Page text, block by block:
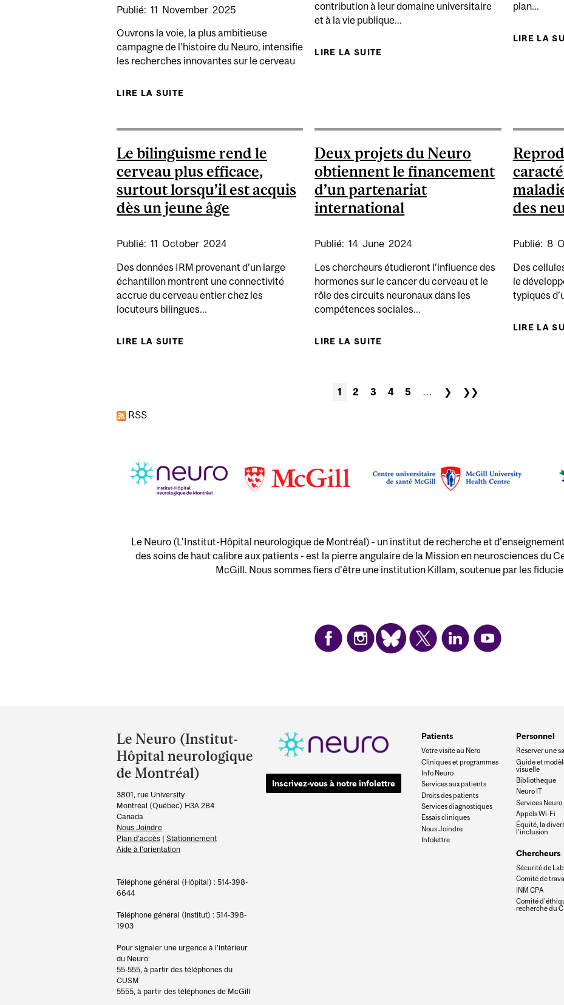
Publié: 11 November 2025
Ouvrons la voie, la plus ambitieuse
campagne de l’histoire du Neuro, intensifie
les recherches innovantes sur le cerveau
LIRE LA SUITE
contribution à leur domaine universitaire
et à la vie publique...
LIRE LA SUITE
plan...
LIRE LA
Le bilinguisme rend le
cerveau plus efficace,
surtout lorsqu’il est acquis
dès un jeune âge
Publié: 11 October 2024
Des données IRM provenant d’un large
échantillon montrent une connectivité
accrue du cerveau entier chez les
locuteurs bilingues...
LIRE LA SUITE DE LE BILINGUISME REND LE CERVEAU PLUS EFFICACE, SURTOUT LORSQU’IL
Deux projets du Neuro
obtiennent le financement
d’un partenariat
international
Publié: 14 June 2024
Les chercheurs étudieront l’influence des
hormones sur le cancer du cerveau et le
rôle des circuits neuronaux dans les
compétences sociales...
LIRE LA SUITE
des
Publié: 8
Des
le
typiques
LIRE LA
1 2 3 4 5 … ❯ ❯❯
RSS
Le Neuro (L'Institut-Hôpital neurologique de Montréal) - un institut de recherche et
des soins de haut calibre aux patients - est la pierre angulaire de la Mission en neurosciences du
McGill. Nous sommes fiers d’être une institution Killam, soutenue par les
and
University
Information
Le Neuro (Institut-
Hôpital neurologique
de Montréal)
3801, rue University
Montréal (Québec) H3A 2B4
Canada
Nous Joindre
Plan d’accès | Stationnement
Aide à l’orientation
Téléphone général (Hôpital) : 514-398-
6644
Téléphone général (Institut) : 514-398-
1903
Pour signaler une urgence à l'intérieur
du Neuro:
55-555, à partir des téléphones du
CUSM
5555, à partir des téléphones de McGill
Inscrivez-vous à notre infolettre
Patients
Votre visite au Nero
Cliniques et programmes
Info Neuro
Services aux patients
Droits des patients
Services diagnostiques
Essais cliniques
Nous Joindre
Infolettre
Personnel
Réserver une
Guide et
visuelle
Bibliotheque
Neuro IT
Services Neuro
Appels Wi-Fi
Équité, la
l’inclusion
Chercheurs
Sécurité de
Comité de
INM CPA
Comité
recherche du